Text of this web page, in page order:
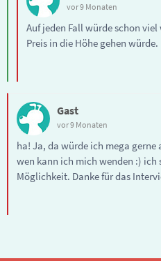
vor 9 Monaten
Auf jeden Fall würde schon
Preis in die Höhe gehen würde.
Gast
vor 9 Monaten
ha! Ja, da würde ich mega gerne
wen kann ich mich wenden :) ich
Möglichkeit. Danke für das